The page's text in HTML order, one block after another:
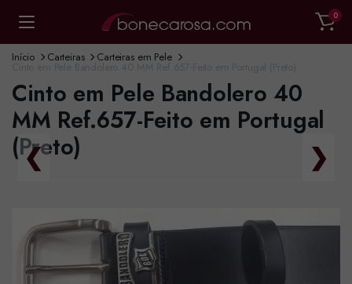
0
Início Carteiras Carteiras em Pele
Cinto em Pele Bandolero 40
MM Ref.657-Feito em Portugal
(Preto)
❮ ❯